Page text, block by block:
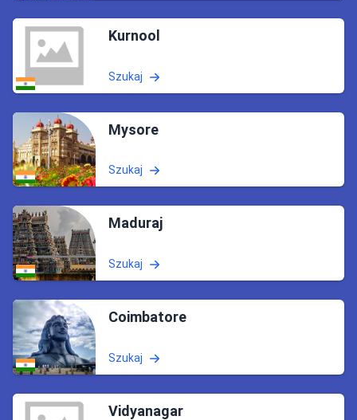
Kurnool
Szukaj
Mysore
Szukaj
Maduraj
Szukaj
Coimbatore
Szukaj
Vidyanagar